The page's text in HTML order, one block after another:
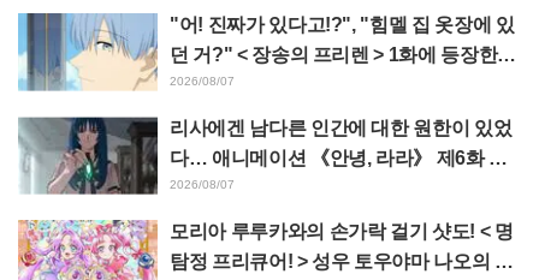
"어! 진짜가 있다고!?", "힘멜 집 옷장에 있
던 거?" < 장송의 프리렌 > 1화에 등장한
'암흑룡의 뿔' 공개에 팬들 경악
2026/08/07
리사에겐 남다른 인간에 대한 원한이 있었
다… 애니메이션 《안녕, 라라》 제6화 줄
거리·선공개 컷 공개
2026/08/07
모리아 루루카와의 손가락 걸기 샷도! < 명
탐정 프리큐어! > 성우 토우야마 나오의 드